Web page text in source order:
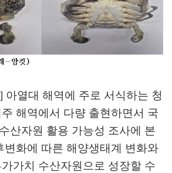
아열대 해역에 주로 서식하는 청
해역에서 다량 출현하면서 국
산자원 활용 가능성 조사에 본
변화에 따른 해양생태계 변화와
가치 수산자원으로 성장할 수